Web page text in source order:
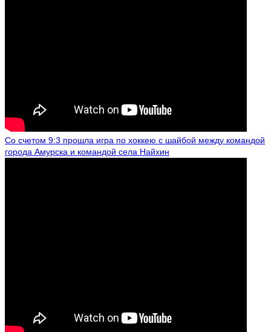
Со счетом 9:3 прошла игра по хоккею с шайбой между командой
города Амурска и командой села Найхин